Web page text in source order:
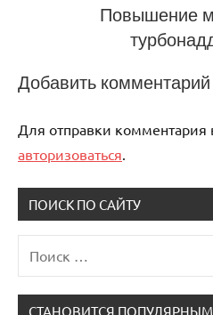
Повышение
Добавить комментарий
Для отправки
авторизоваться
ПОИСК ПО САЙТУ
для:
СТАНОВИТСЯ ПОПУЛЯРНЫМ